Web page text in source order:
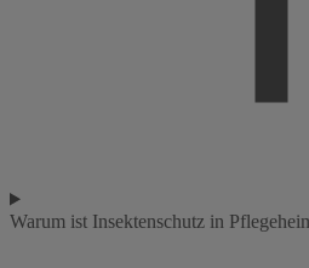
Warum ist Insektenschutz in